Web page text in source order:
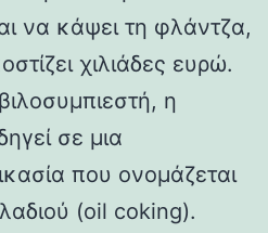
να κάψει τη φλάντζα,
χιλιάδες ευρώ.
η
σε μια
που ονομάζεται
(oil coking).